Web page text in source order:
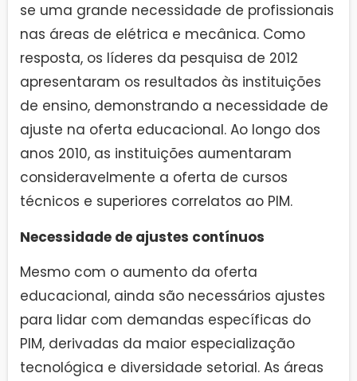
se uma grande necessidade de profissionais
nas áreas de elétrica e mecânica. Como
resposta, os líderes da pesquisa de 2012
apresentaram os resultados às instituições
de ensino, demonstrando a necessidade de
ajuste na oferta educacional. Ao longo dos
anos 2010, as instituições aumentaram
consideravelmente a oferta de cursos
técnicos e superiores correlatos ao PIM.
Necessidade de ajustes contínuos
Mesmo com o aumento da oferta
educacional, ainda são necessários ajustes
para lidar com demandas específicas do
PIM, derivadas da maior especialização
tecnológica e diversidade setorial. As áreas